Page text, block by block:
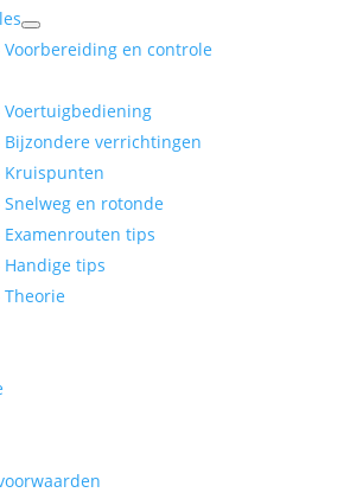
Voorbereiding en controle
Voertuigbediening
Bijzondere verrichtingen
Kruispunten
en rotonde
Examenrouten tips
Handige tips